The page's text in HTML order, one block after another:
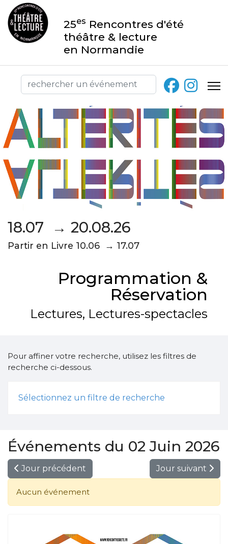
25es Rencontres d'été
théâtre & lecture
en Normandie
18.07 → 20.08.26
Partir en Livre 10.06 → 17.07
Programmation &
Réservation
Lectures, Lectures-spectacles
Pour affiner votre recherche, utilisez les filtres de
recherche ci-dessous.
Sélectionnez un filtre de recherche
Événements du 02 Juin 2026
Jour précédent Jour suivant
Aucun événement